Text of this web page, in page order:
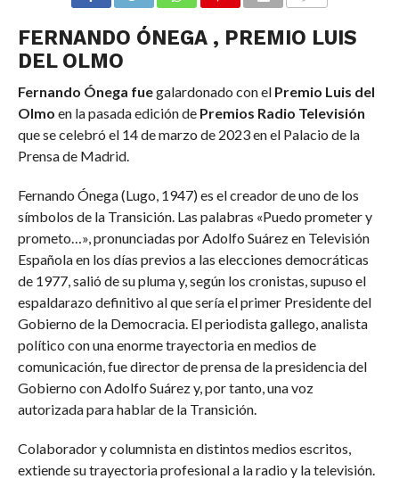
FERNANDO ÓNEGA , PREMIO LUIS
DEL OLMO
Fernando Ónega fuegalardonado con el Premio Luis del
Olmo en la pasada edición dePremios Radio Televisión
que se celebró el 14 de marzo de 2023 en el Palacio de la
Prensa de Madrid.
Fernando Ónega (Lugo, 1947) es el creador de uno de los
símbolos de la Transición. Las palabras «Puedo prometer y
prometo…», pronunciadas por Adolfo Suárez en Televisión
Española en los días previos a las elecciones democráticas
de 1977, salió de su pluma y, según los cronistas, supuso el
espaldarazo definitivo al que sería el primer Presidente del
Gobierno de la Democracia. El periodista gallego, analista
político con una enorme trayectoria en medios de
comunicación, fue director de prensa de la presidencia del
Gobierno con Adolfo Suárez y, por tanto, una voz
autorizada para hablar de la Transición.
Colaborador y columnista en distintos medios escritos,
extiende su trayectoria profesional a la radio y la televisión.